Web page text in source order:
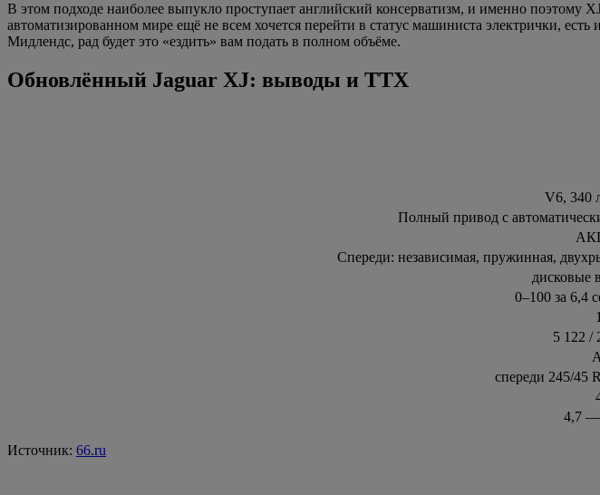
В этом подходе наиболее выпукло проступает английский консерватизм, и именно поэтому
автоматизированном мире ещё не всем хочется перейти в статус машиниста электрички, есть
Мидлендс, рад будет это «ездить» вам подать в полном объёме.
Обновлённый Jaguar XJ: выводы и ТТХ
V6, 340
Полный привод с
Спереди: независимая, пружинная,
дисковые
0–100 за 6,4
5 122 /
спереди 245/45
4,7 —
Источник: 66.ru